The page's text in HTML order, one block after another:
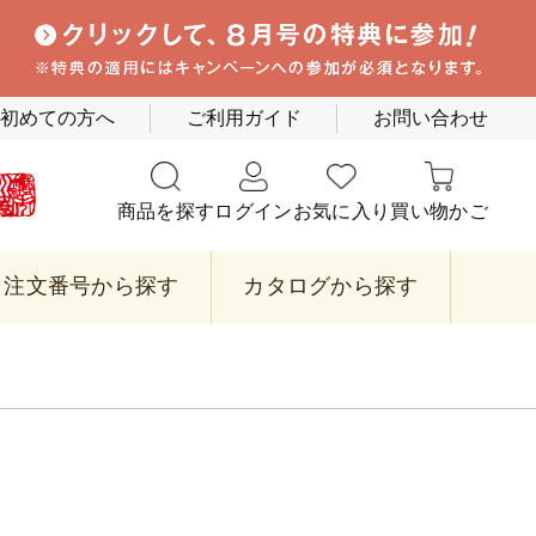
初めての方へ ご利用ガイド お問い合わせ
商品を探す ログインお気に入り 買い物かご
注文番号から探す カタログから探す